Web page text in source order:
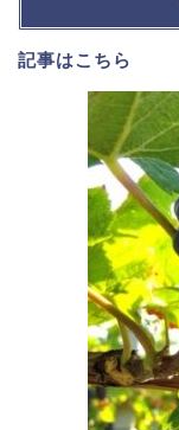
記事はこちら